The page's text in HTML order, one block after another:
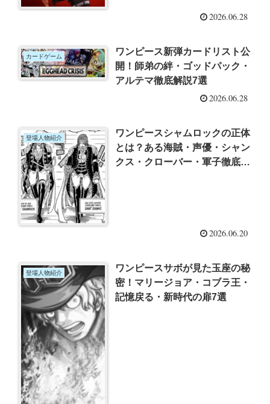
2026.06.28
カードゲーム
ワンピース新弾カードリスト公
開！師弟の絆・ゴッドパック・
アルテマ徹底解説7選
2026.06.28
登場人物紹介
ワンピースシャムロックの正体
とは？ある海賊・声優・シャン
クス・クローバー・軍子徹底考
2026.06.20
登場人物紹介
ワンピースサボが見た玉座の秘
密！マリージョア・コブラ王・
記憶戻る・新時代の扉7選